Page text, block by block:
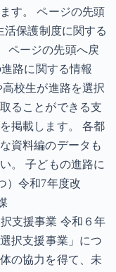
す。 ページの先頭
保護制度に関する
ページの先頭へ戻
路に関する情報
高校生が進路を選択
ることができる支
掲載します。 各都
資料編のデータも
。 子どもの進路に
）令和7年度改
支援事業 令和６年
択支援事業」につ
の協力を得て、未